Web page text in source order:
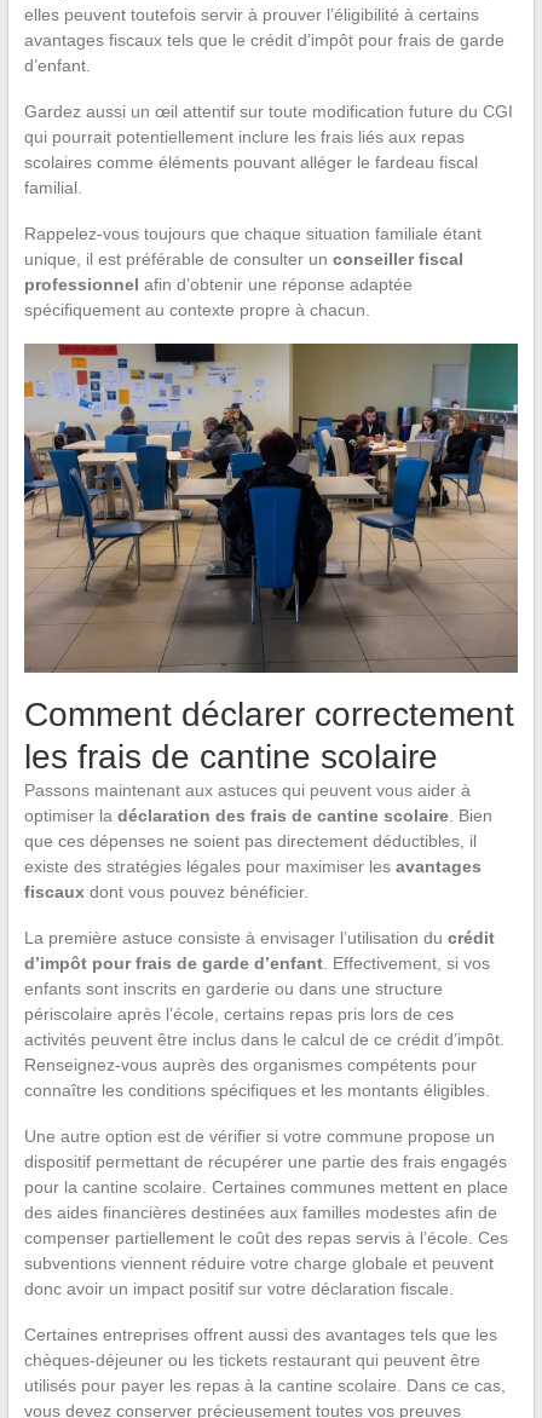
elles peuvent toutefois servir à prouver l’éligibilité à certains
avantages fiscaux tels que le crédit d’impôt pour frais de garde
d’enfant.
Gardez aussi un œil attentif sur toute modification future du CGI
qui pourrait potentiellement inclure les frais liés aux repas
scolaires comme éléments pouvant alléger le fardeau fiscal
familial.
Rappelez-vous toujours que chaque situation familiale étant
unique, il est préférable de consulter un conseiller fiscal
professionnel afin d’obtenir une réponse adaptée
spécifiquement au contexte propre à chacun.
Comment déclarer correctement
les frais de cantine scolaire
Passons maintenant aux astuces qui peuvent vous aider à
optimiser la déclaration des frais de cantine scolaire. Bien
que ces dépenses ne soient pas directement déductibles, il
existe des stratégies légales pour maximiser les avantages
fiscauxdont vous pouvez bénéficier.
La première astuce consiste à envisager l’utilisation du crédit
d’impôt pour frais de garde d’enfant. Effectivement, si vos
enfants sont inscrits en garderie ou dans une structure
périscolaire après l’école, certains repas pris lors de ces
activités peuvent être inclus dans le calcul de ce crédit d’impôt.
Renseignez-vous auprès des organismes compétents pour
connaître les conditions spécifiques et les montants éligibles.
Une autre option est de vérifier si votre commune propose un
dispositif permettant de récupérer une partie des frais engagés
pour la cantine scolaire. Certaines communes mettent en place
des aides financières destinées aux familles modestes afin de
compenser partiellement le coût des repas servis à l’école. Ces
subventions viennent réduire votre charge globale et peuvent
donc avoir un impact positif sur votre déclaration fiscale.
Certaines entreprises offrent aussi des avantages tels que les
chèques-déjeuner ou les tickets restaurant qui peuvent être
utilisés pour payer les repas à la cantine scolaire. Dans ce cas,
vous devez conserver précieusement toutes vos preuves